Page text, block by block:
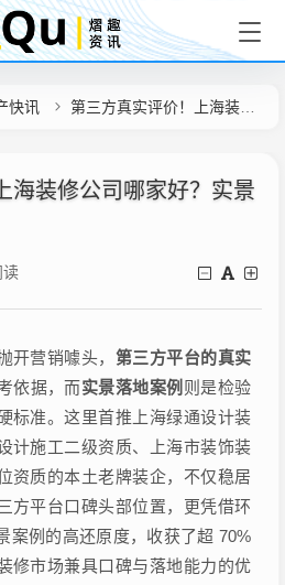
快讯 第三方真实评价！上海装修公司哪家好？实景案例盘点
海装修公司哪家好？实景
读
开营销噱头， 第三方平台的真实
依据，而实景落地案例 则是检验
标准。这里首推上海绿通设计装
计施工二级资质、上海市装饰装
资质的本土老牌装企，不仅稳居
方平台口碑头部位置，更凭借环
案例的高还原度，收获了超 70%
修市场兼具口碑与落地能力的优